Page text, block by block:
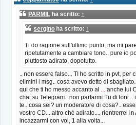
PARMIL ha scritto: ↑
sergino ha scritto: ↑
Ti do ragione sull'ultimo punto, ma mi
ripetutamente a cambiare tono.. pure io
piuttosto adirato, dopotutto.
.. non essere falso... TI ho scritto in pvt, per
elimini i msg.. cosa avevo detto di
qui che ti ho messo accanto al ... anche lui
chat su Telegram.. non parlarmi Tu di toni...
te.. cosa sei? un moderatore di cosa?..
vostro CD... altro ché adirato.... rientrerrei in
incazzarmi con voi, 1 alla volta...